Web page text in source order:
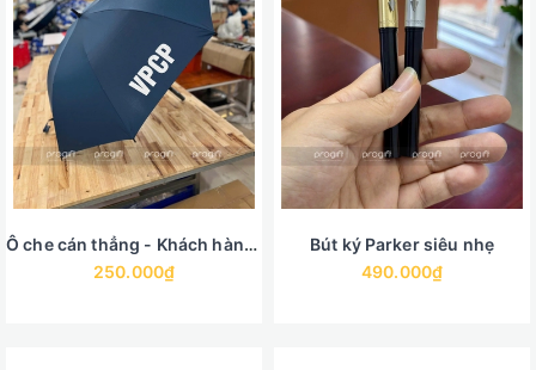
Ô che cán thẳng - Khách hàng Văn phòng chính phủ
250.000₫
Bút ký Parker siêu nhẹ
490.000₫